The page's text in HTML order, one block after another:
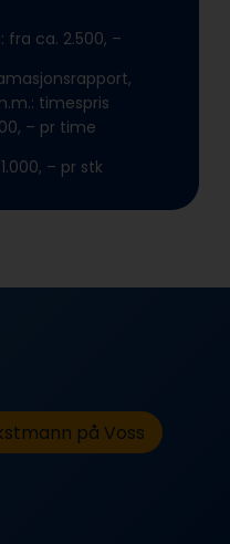
fra ca. 2.500, –
timespris
– pr time
– pr stk
på Voss